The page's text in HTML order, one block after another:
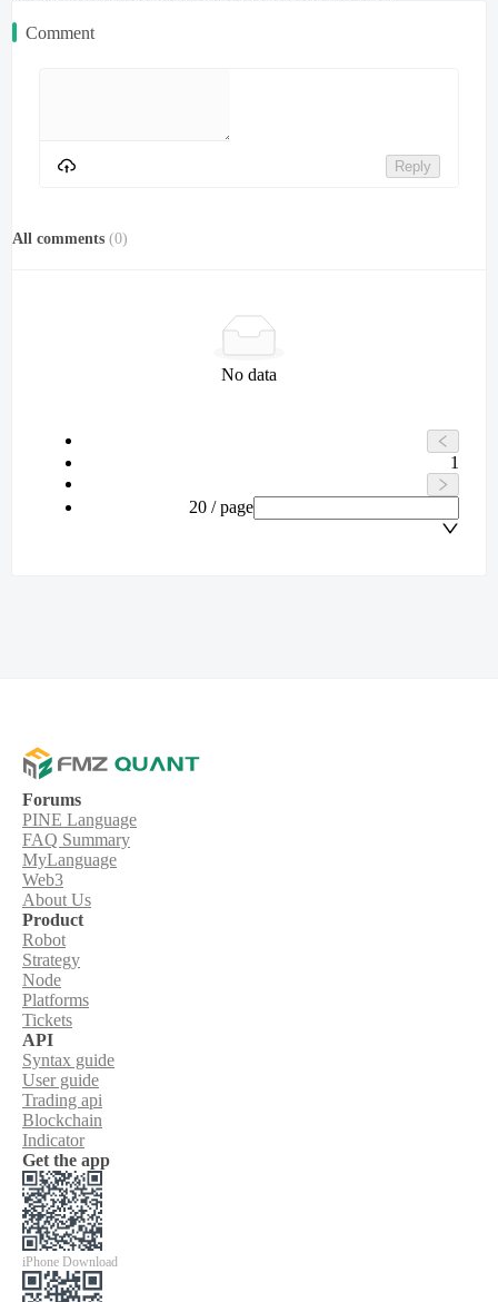
Comment
Reply
All comments (0)
No data
1
20 / page
Forums
PINE Language
FAQ Summary
MyLanguage
Web3
About Us
Product
Robot
Strategy
Node
Platforms
Tickets
API
Syntax guide
User guide
Trading api
Blockchain
Indicator
Get the app
iPhone Download